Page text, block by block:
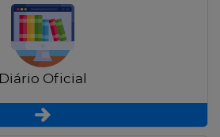
Diário Oficial